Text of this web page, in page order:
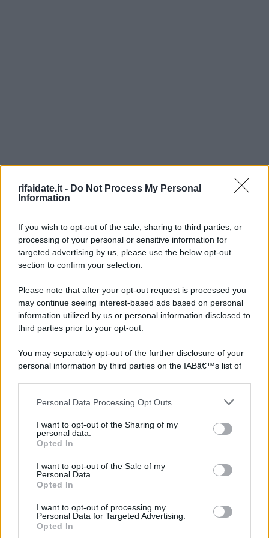
rifaidate.it - Do Not Process My Personal
Information
If you wish to opt-out of the sale, sharing to third parties, or
processing of your personal or sensitive information for
targeted advertising by us, please use the below opt-out
section to confirm your selection.
Please note that after your opt-out request is processed you
may continue seeing interest-based ads based on personal
information utilized by us or personal information disclosed to
third parties prior to your opt-out.
You may separately opt-out of the further disclosure of your
personal information by third parties on the IABâ€™s list of
This information may also be disclosed by us to third parties
further disclose it to other third parties.
Please note that this website/app uses one or more Google
services and may gather and store information including but
not limited to your visit or usage behaviour. You may click to
grant or deny consent to Google and its third-party tags to
consent section.
Personal Data Processing Opt Outs
I want to opt-out of the Sharing of my
personal data.
Opted In
I want to opt-out of the Sale of my
Personal Data.
Opted In
I want to opt-out of processing my
Personal Data for Targeted Advertising.
Opted In